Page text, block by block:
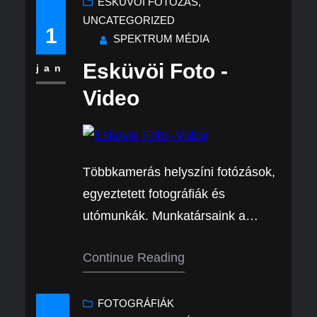
1
jan
UNCATEGORIZED
SPEKTRUM MÉDIA
Esküvöi Foto -
Video
Többkamerás helyszíni fotózások,
egyeztetett fotográfiák és
utómunkák. Munkatársaink a
legjobb technikai felszereléssel
Előzetes egyeztetés és szerződés
Continue Reading
FOTOGRÁFIÁK